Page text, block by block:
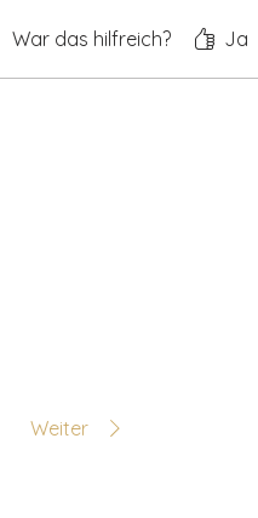
War das hilfreich? Ja
Weiter